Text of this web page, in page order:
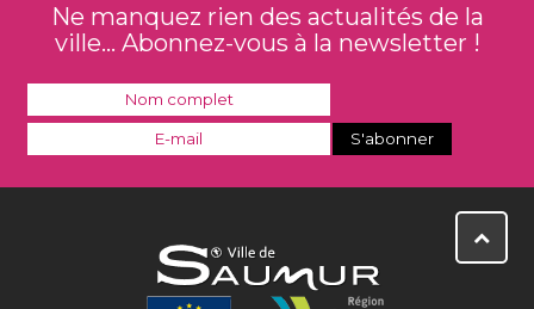
Ne manquez rien des actualités de la
ville... Abonnez-vous à la newsletter !